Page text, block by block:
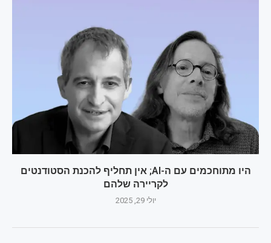
היו מתוחכמים עם ה-AI; אין תחליף להכנת הסטודנטים
לקריירה שלהם
יולי 29, 2025